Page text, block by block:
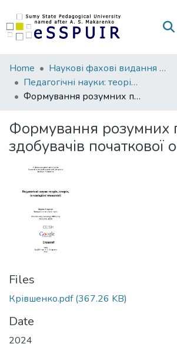
Communities
&
Collections
Statistics
Home
Наукові фахові видання СумДПУ
Педагогічні науки: теорія, історія, інноваційні технології
Формування розумних потреб здобувачів початкової освіти
Формування розумних
здобувачів початкової
Files
Крівшенко.pdf(367.26 KB)
Date
2024